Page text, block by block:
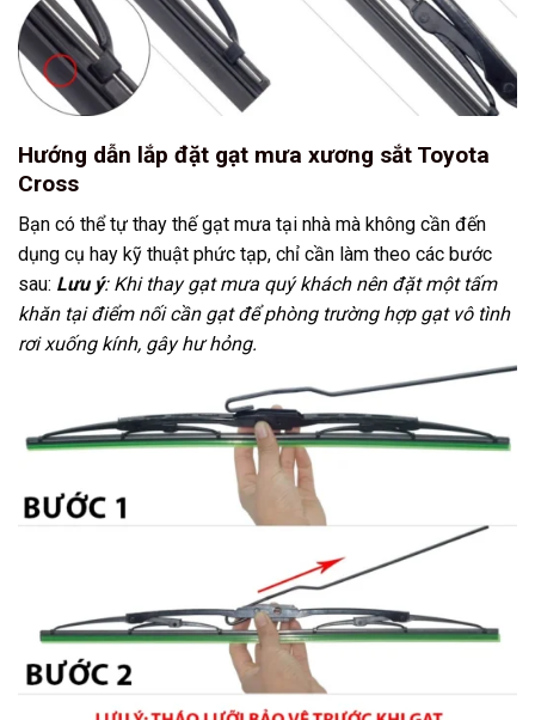
Hướng dẫn lắp đặt gạt mưa xương sắt Toyota
Cross
Bạn có thể tự thay thế gạt mưa tại nhà mà không cần đến
dụng cụ hay kỹ thuật phức tạp, chỉ cần làm theo các bước
sau: Lưu ý: Khi thay gạt mưa quý khách nên đặt một tấm
khăn tại điểm nối cần gạt để phòng trường hợp gạt vô tình
rơi xuống kính, gây hư hỏng.